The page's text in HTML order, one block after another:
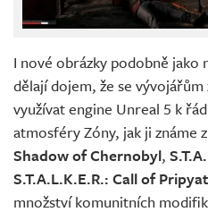
I nové obrázky podobně jako
dělají dojem, že se
využívat engine Unreal 5 k
atmosféry Zóny, jak ji známe
Shadow of Chernobyl,
S.T.A.L.K.E.R.: Call of Pripyat
množství komunitních